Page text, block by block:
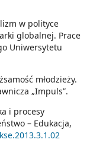
w polityce
globalnej. Prace
Uniwersytetu
młodzieży.
„Impuls”.
i procesy
– Edukacja,